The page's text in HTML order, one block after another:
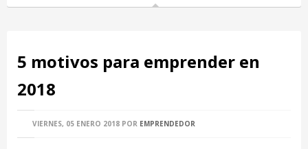
5 motivos para emprender en
2018
VIERNES, 05 ENERO 2018 POR EMPRENDEDOR